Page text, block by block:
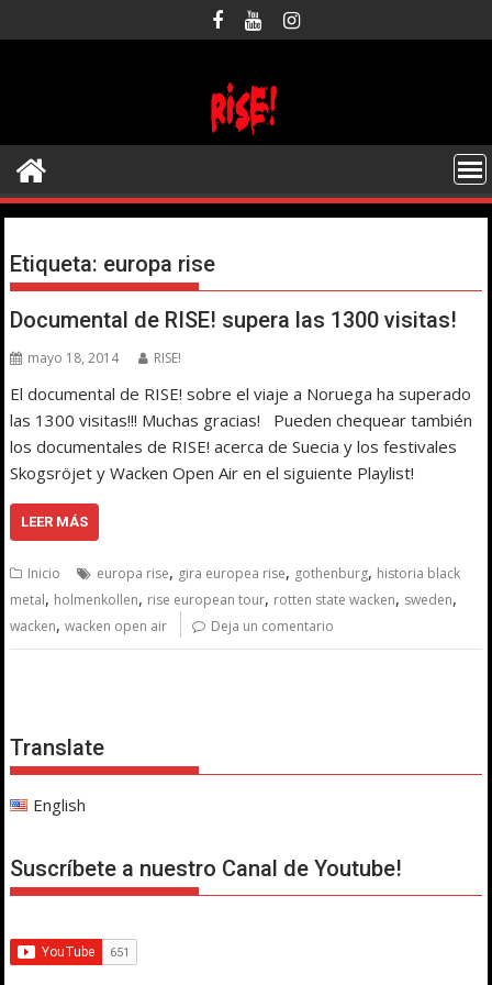
al
Etiqueta: europa rise
Documental de RISE! supera las 1300 visitas!
mayo 18, 2014 RISE!
El documental de RISE! sobre el viaje a Noruega ha superado
las 1300 visitas!!! Muchas gracias! Pueden chequear también
los documentales de RISE! acerca de Suecia y los festivales
Skogsröjet y Wacken Open Air en el siguiente Playlist!
LEER MÁS
Inicio europa rise, gira europea rise, gothenburg, historia black
metal, holmenkollen, rise european tour, rotten state wacken, sweden,
wacken,wacken open air Deja un comentario
Translate
English
Suscríbete a nuestro Canal de Youtube!